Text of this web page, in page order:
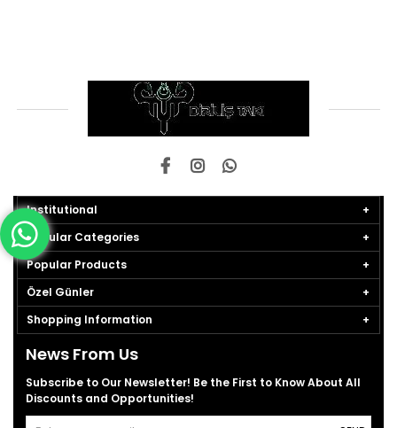
Institutional
Popular Categories
Popular Products
Özel Günler
Shopping Information
News From Us
Subscribe to Our Newsletter! Be the First to Know About All
Discounts and Opportunities!